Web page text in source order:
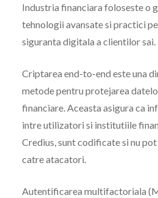
Industria financiara foloseste o
tehnologii avansate si practici
siguranta digitala a clientilor sai.
Criptarea end-to-end este una
metode pentru protejarea
financiare. Aceasta asigura ca
intre utilizatori si institutiile
Credius, sunt codificate si nu
catre atacatori.
Autentificarea multifactoriala